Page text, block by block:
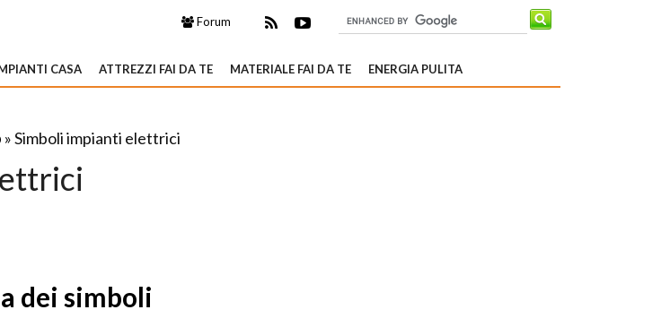
Forum
CASA ATTREZZI FAI DA TE MATERIALE FAI DA TE ENERGIA PULITA
» Simboli impianti elettrici
dei simboli